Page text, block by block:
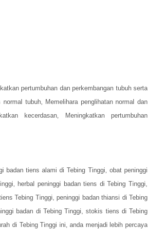
pertumbuhan dan perkembangan tubuh serta
normal tubuh, Memelihara penglihatan normal dan
kecerdasan,
Meningkatkan pertumbuhan
badan tiens alami di Tebing Tinggi, obat peninggi
herbal peninggi badan tiens di Tebing Tinggi,
Tebing Tinggi, peninggi badan thiansi di Tebing
badan di Tebing Tinggi, stokis tiens di Tebing
di Tebing Tinggi ini, anda menjadi lebih percaya